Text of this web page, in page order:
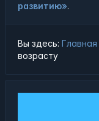
развитию».
Вы здесь: Главная
возрасту